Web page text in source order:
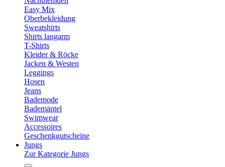
Easy Mix
Oberbekleidung
Sweatshirts
Shirts langarm
T-Shirts
Kleider & Röcke
Jacken & Westen
Leggings
Hosen
Jeans
Bademode
Bademäntel
Swimwear
Accessoires
Geschenkgutscheine
Jungs
Zur Kategorie Jungs